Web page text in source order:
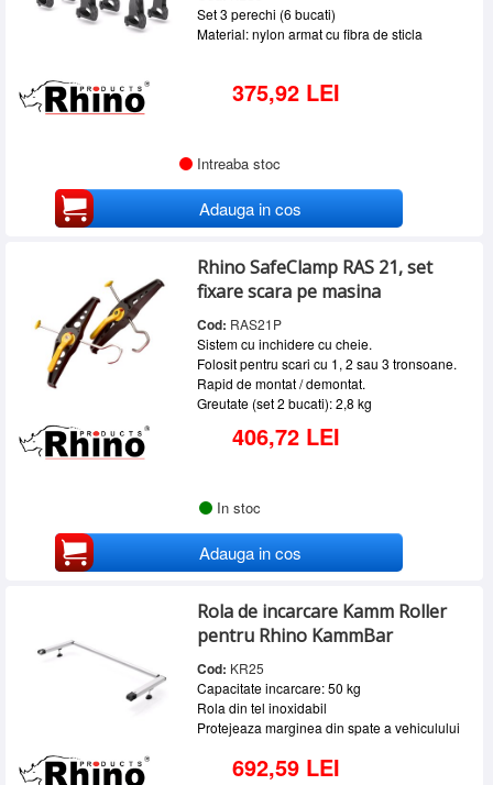
Set 3 perechi (6 bucati)
Material: nylon armat cu fibra de sticla
375,92 LEI
Intreaba stoc
Adauga in cos
Rhino SafeClamp RAS 21, set
fixare scara pe masina
Cod: RAS21P
Sistem cu inchidere cu cheie.
Folosit pentru scari cu 1, 2 sau 3 tronsoane.
Rapid de montat / demontat.
Greutate (set 2 bucati): 2,8 kg
406,72 LEI
In stoc
Adauga in cos
Rola de incarcare Kamm Roller
pentru Rhino KammBar
Cod: KR25
Capacitate incarcare: 50 kg
Rola din tel inoxidabil
Protejeaza marginea din spate a vehiculului
692,59 LEI